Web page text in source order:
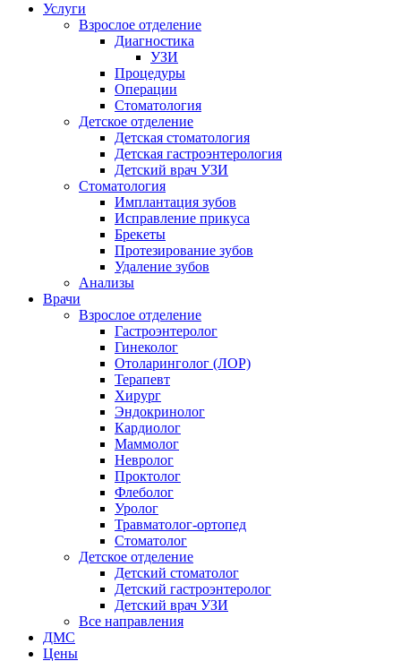
Услуги
Взрослое отделение
Диагностика
УЗИ
Процедуры
Операции
Стоматология
Детское отделение
Детская стоматология
Детская гастроэнтерология
Детский врач УЗИ
Стоматология
Имплантация зубов
Исправление прикуса
Брекеты
Протезирование зубов
Удаление зубов
Анализы
Врачи
Взрослое отделение
Гастроэнтеролог
Гинеколог
Отоларинголог (ЛОР)
Терапевт
Хирург
Эндокринолог
Кардиолог
Маммолог
Невролог
Проктолог
Флеболог
Уролог
Травматолог-ортопед
Стоматолог
Детское отделение
Детский стоматолог
Детский гастроэнтеролог
Детский врач УЗИ
Все направления
ДМС
Цены